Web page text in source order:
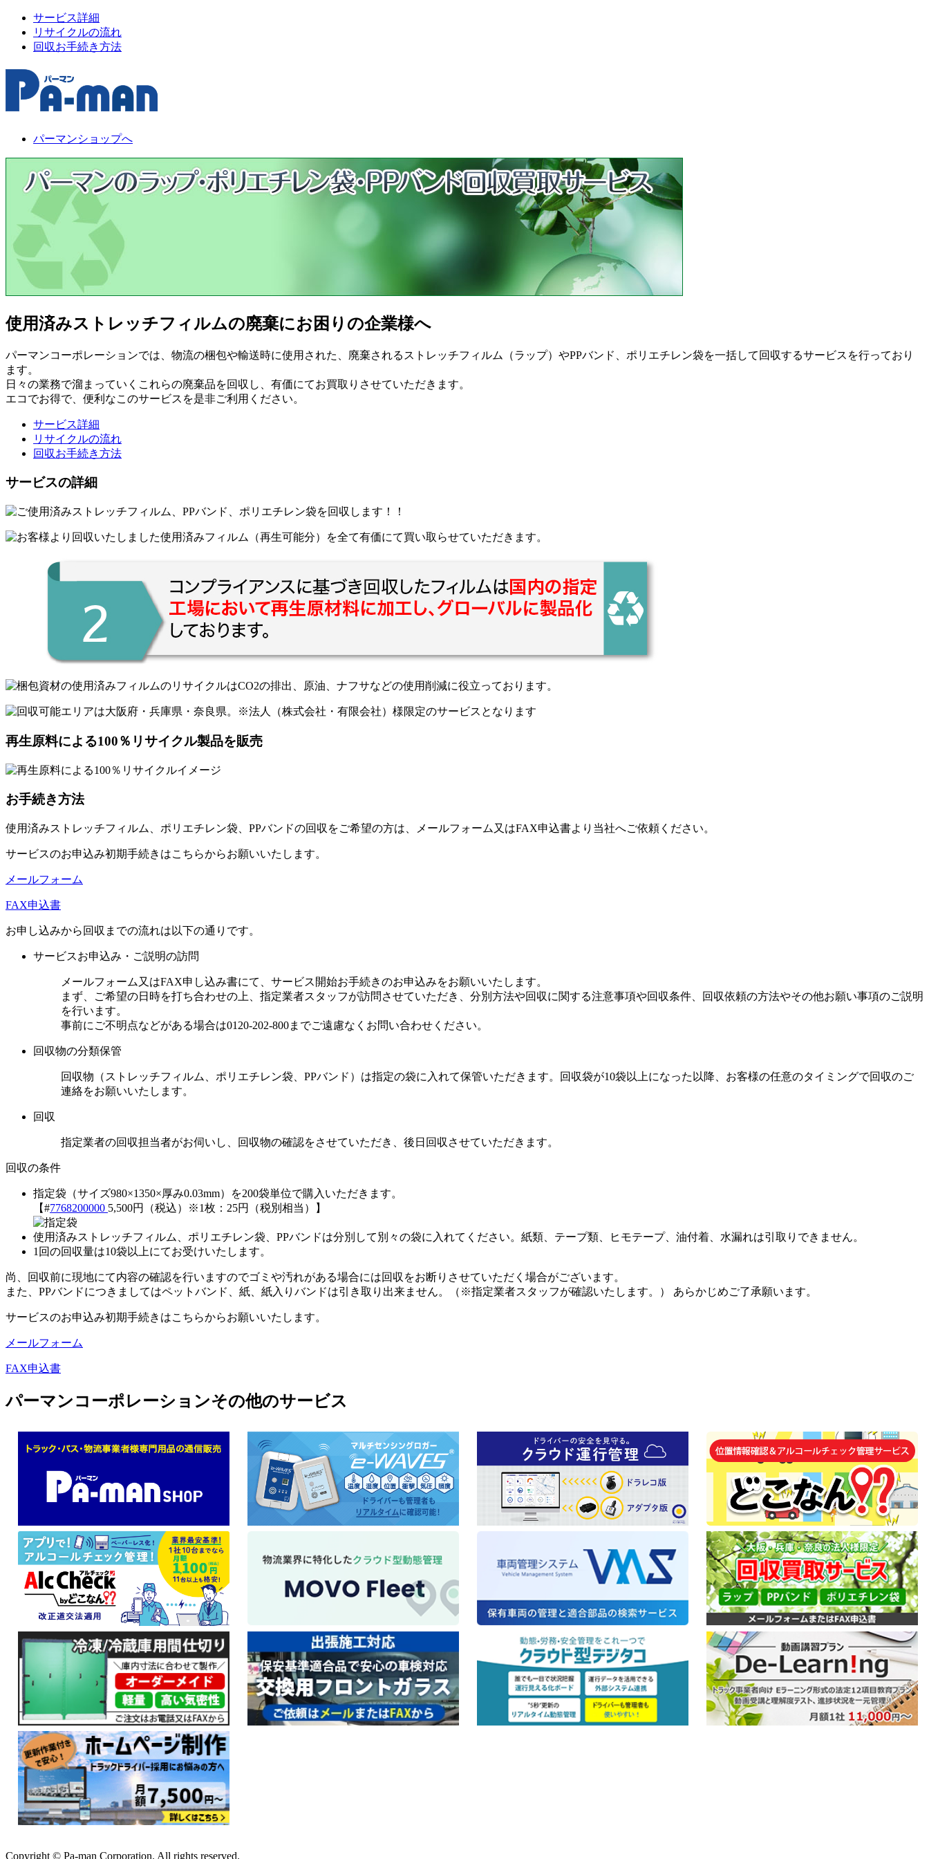
サービス詳細
リサイクルの流れ
回収お手続き方法
パーマンショップへ
使用済みストレッチフィルムの廃棄にお困りの企業様へ
パーマンコーポレーションでは、物流の梱包や輸送時に使用された、廃棄されるストレッチフィルム（ラップ）やPPバンド、ポリエチレン袋を一括して回収するサービスを行っており
ます。
日々の業務で溜まっていくこれらの廃棄品を回収し、有価にてお買取りさせていただきます。
エコでお得で、便利なこのサービスを是非ご利用ください。
サービス詳細
リサイクルの流れ
回収お手続き方法
サービスの詳細
再生原料による100％リサイクル製品を販売
お手続き方法
使用済みストレッチフィルム、ポリエチレン袋、PPバンドの回収をご希望の方は、メールフォーム又はFAX申込書より当社へご依頼ください。
サービスのお申込み初期手続きはこちらからお願いいたします。
メールフォーム
FAX申込書
お申し込みから回収までの流れは以下の通りです。
サービスお申込み・ご説明の訪問
メールフォーム又はFAX申し込み書にて、サービス開始お手続きのお申込みをお願いいたします。
まず、ご希望の日時を打ち合わせの上、指定業者スタッフが訪問させていただき、分別方法や回収に関する注意事項や回収条件、回収依頼の方法やその他お願い事項のご説明
を行います。
事前にご不明点などがある場合は0120-202-800までご遠慮なくお問い合わせください。
回収物の分類保管
回収物（ストレッチフィルム、ポリエチレン袋、PPバンド）は指定の袋に入れて保管いただきます。回収袋が10袋以上になった以降、お客様の任意のタイミングで回収のご
連絡をお願いいたします。
回収
指定業者の回収担当者がお伺いし、回収物の確認をさせていただき、後日回収させていただきます。
回収の条件
指定袋（サイズ980×1350×厚み0.03mm）を200袋単位で購入いただきます。
【#7768200000 5,500円（税込） ※1枚：25円（税別相当）】
使用済みストレッチフィルム、ポリエチレン袋、PPバンドは分別して別々の袋に入れてください。紙類、テープ類、ヒモテープ、油付着、水漏れは引取りできません。
1回の回収量は10袋以上にてお受けいたします。
尚、回収前に現地にて内容の確認を行いますのでゴミや汚れがある場合には回収をお断りさせていただく場合がございます。
また、PPバンドにつきましてはペットバンド、紙、紙入りバンドは引き取り出来ません。（ ※指定業者スタッフが確認いたします。） あらかじめご了承願います。
サービスのお申込み初期手続きはこちらからお願いいたします。
メールフォーム
FAX申込書
パーマンコーポレーションその他のサービス
Copyright © Pa-man Corporation. All rights reserved.